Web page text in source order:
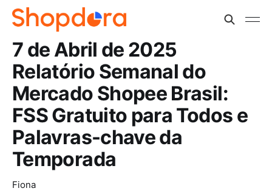
7 de Abril de 2025
Relatório Semanal do
Mercado Shopee Brasil:
FSS Gratuito para Todos e
Palavras-chave da
Temporada
Fiona